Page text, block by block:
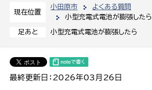
現在位置
小田原市
よくある質問
小型充電式電池が膨張したら
足あと 小型充電式電池が膨張したら
最終更新日：2026年03月26日